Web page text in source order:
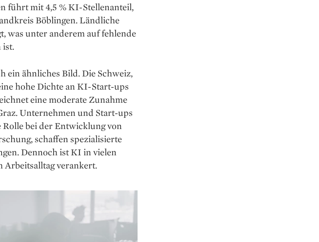
führt mit 4,5 % KI-Stellenanteil,
Böblingen. Ländliche
was unter anderem auf fehlende
ist.
ein ähnliches Bild. Die Schweiz,
hohe Dichte an KI-Start-ups
eine moderate Zunahme
Unternehmen und Start-ups
bei der Entwicklung von
schaffen spezialisierte
Dennoch ist KI in vielen
Arbeitsalltag verankert.